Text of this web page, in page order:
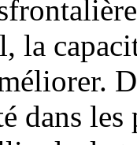
la
dans